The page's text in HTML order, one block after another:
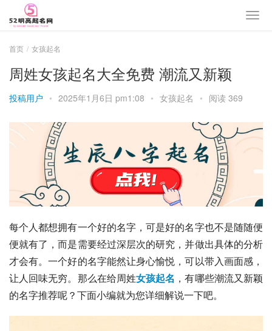
首页 女孩起名
周姓女孩起名大全免费 潮流又新颖
投稿用户 • 2025年1月6日 pm1:08 • 女孩起名 • 阅读 369
每个人都想拥有一个好的名字，可是好的名字也不是随随便
便就有了，而是需要经过深层次的研究，并做出具体的分析
才会有。一个好的名字能然让身心愉悦，可以带入画面感，
让人回味无穷。那么在给周姓女孩起名 ，有哪些潮流又新颖
的名字推荐呢？下面小编就为您详细解说一下吧。